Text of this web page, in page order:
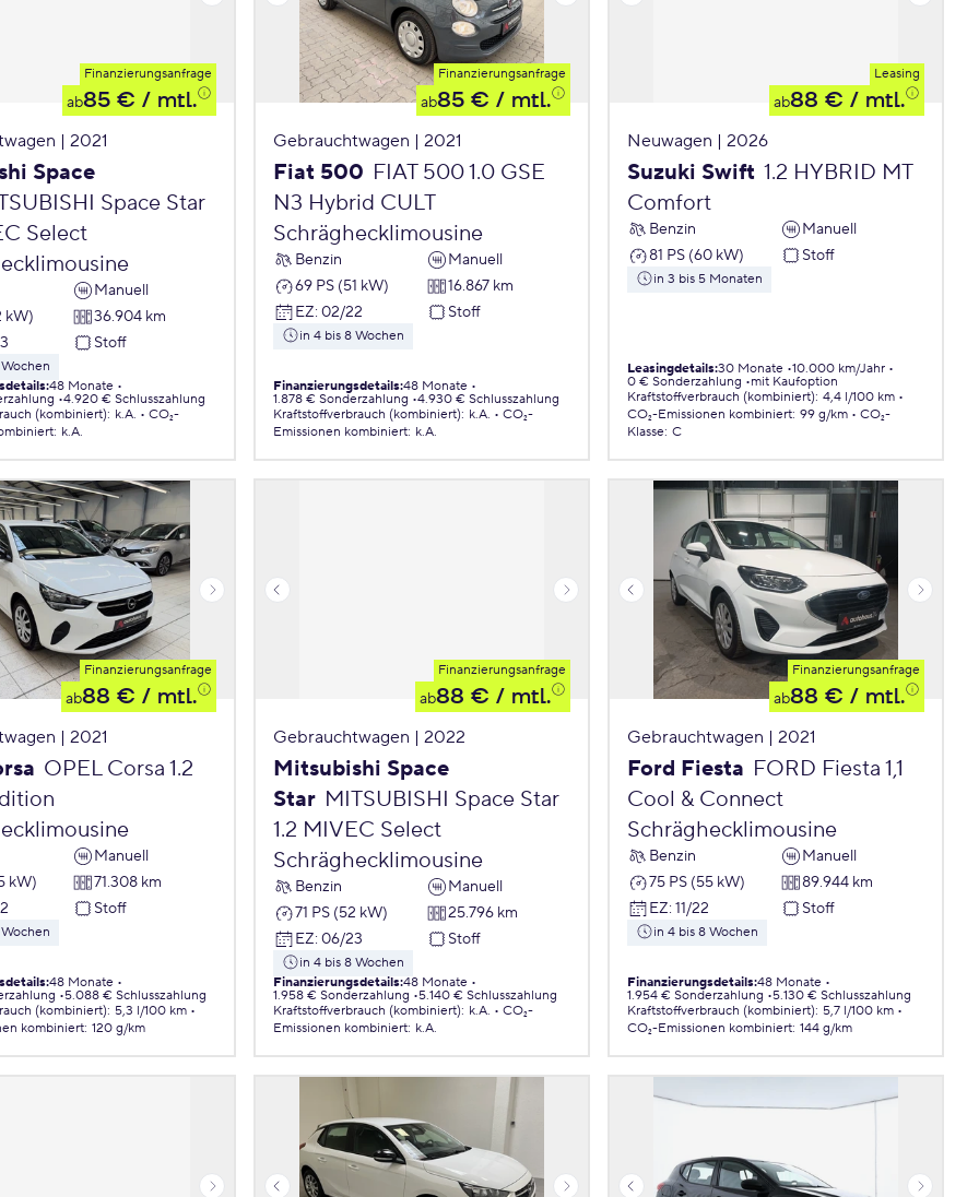
Finanzierungsanfrage
ab85 € / mtl.
| 2021
Space
Space Star
Select
Manuell
kW)
36.904 km
Stoff
:48 Monate
4.920 € Schlusszahlung
(kombiniert): k.A.
CO₂-
: k.A.
Finanzierungsanfrage
ab85 € / mtl.
Gebrauchtwagen | 2021
Fiat 500 FIAT 500 1.0 GSE
N3 Hybrid CULT
Schräghecklimousine
Benzin
Manuell
69 PS (51 kW)
16.867 km
EZ: 02/22 Stoff
in 4 bis 8 Wochen
Finanzierungsdetails:48 Monate
1.878 € Sonderzahlung 4.930 € Schlusszahlung
Kraftstoffverbrauch (kombiniert): k.A.
CO₂-
Emissionen kombiniert: k.A.
Leasing
ab88 € / mtl.
Neuwagen | 2026
Suzuki Swift 1.2 HYBRID MT
Comfort
Benzin
Manuell
81 PS (60 kW)
Stoff
in 3 bis 5 Monaten
Leasingdetails:30 Monate 10.000 km/Jahr
0 € Sonderzahlung
mit Kaufoption
Kraftstoffverbrauch (kombiniert): 4,4 l/100 km
CO₂-Emissionen kombiniert: 99 g/km
CO₂-
Klasse: C
Finanzierungsanfrage
ab88 € / mtl.
| 2021
OPEL Corsa 1.2
Manuell
kW)
71.308 km
Stoff
:48 Monate
5.088 € Schlusszahlung
(kombiniert): 5,3 l/100 km
kombiniert: 120 g/km
Finanzierungsanfrage
ab88 € / mtl.
Gebrauchtwagen | 2022
Mitsubishi Space
Star MITSUBISHI Space Star
1.2 MIVEC Select
Schräghecklimousine
Benzin
Manuell
71 PS (52 kW)
25.796 km
EZ: 06/23 Stoff
in 4 bis 8 Wochen
Finanzierungsdetails:48 Monate
1.958 € Sonderzahlung 5.140 € Schlusszahlung
Kraftstoffverbrauch (kombiniert): k.A.
CO₂-
Emissionen kombiniert: k.A.
Finanzierungsanfrage
ab88 € / mtl.
Gebrauchtwagen | 2021
Ford Fiesta FORD Fiesta 1,1
Cool & Connect
Schräghecklimousine
Benzin
Manuell
75 PS (55 kW)
89.944 km
EZ: 11/22 Stoff
in 4 bis 8 Wochen
Finanzierungsdetails:48 Monate
1.954 € Sonderzahlung 5.130 € Schlusszahlung
Kraftstoffverbrauch (kombiniert): 5,7 l/100 km
CO₂-Emissionen kombiniert: 144 g/km